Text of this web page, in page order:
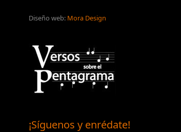
Diseño web: Mora Design
¡Síguenos y enrédate!